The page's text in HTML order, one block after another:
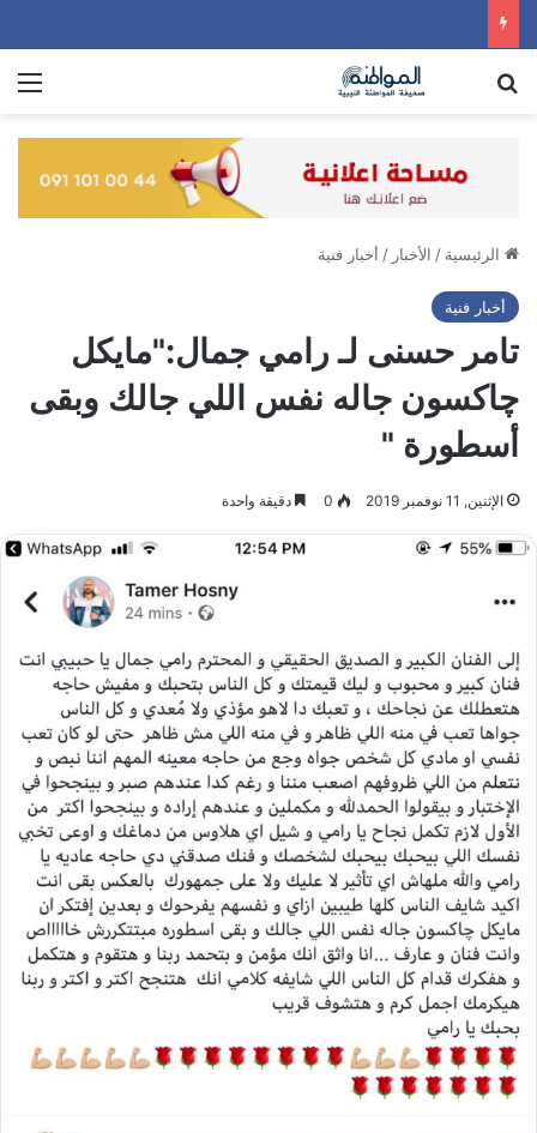
الرئيسية / الأخبار / أخبار فنية
أخبار فنية
تامر حسنى لـ رامي جمال:"مايكل
چاكسون جاله نفس اللي جالك وبقى
أسطورة "
الإثنين, 11 نوفمبر 2019 0 دقيقة واحدة